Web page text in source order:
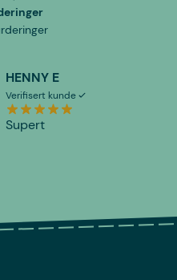
HENNY E
Verifisert kunde
Supert